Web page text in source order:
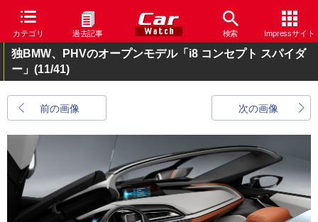
カテゴリ 過去記事 検索 Impressサイト
独BMW、PHVのオープンモデル「i8 コンセプト スパイダ
ー」 (11/41)
前の画像 次の画像